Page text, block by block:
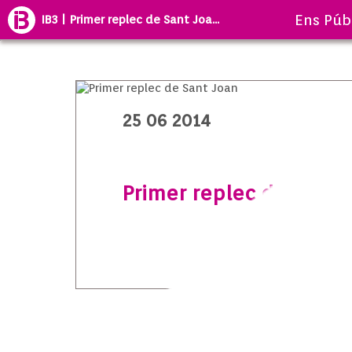
IB3 | Primer replec de Sant Joa... Ens
25 06 2014
Primer replec de Sant